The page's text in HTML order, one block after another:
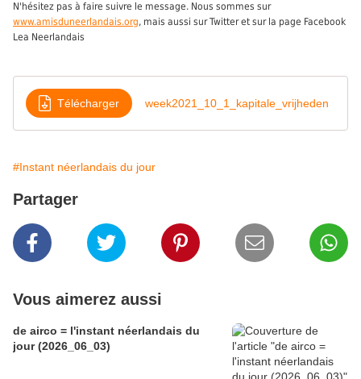
N'hésitez pas à faire suivre le message. Nous sommes sur
www.amisduneerlandais.org, mais aussi sur Twitter et sur la page Facebook
Lea Neerlandais
Télécharger week2021_10_1_kapitale_vrijheden
#Instant néerlandais du jour
Partager
Vous aimerez aussi
de airco = l'instant néerlandais du
jour (2026_06_03)